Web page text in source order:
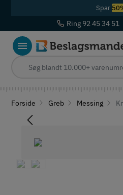
Spar
Ring 92 45 34 51
Forside Greb Messing